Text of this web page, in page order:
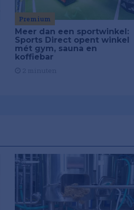
Premium
Meer dan een sportwinkel:
Sports Direct opent winkel
mét gym, sauna en
koffiebar